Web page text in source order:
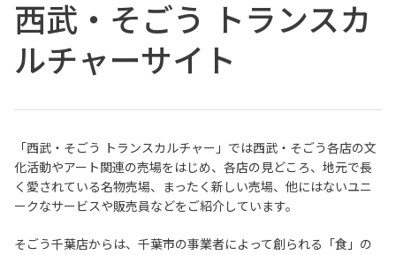
西武・そごう トランスカ
ルチャーサイト
「西武・そごう トランスカルチャー」では西武・そごう各店の文
化活動やアート関連の売場をはじめ、各店の見どころ、地元で長
く愛されている名物売場、まったく新しい売場、他にはないユニ
ークなサービスや販売員などをご紹介しています。
そごう千葉店からは、千葉市の事業者によって創られる「食」の